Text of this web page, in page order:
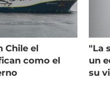
Chile el
como el
"La
un
su